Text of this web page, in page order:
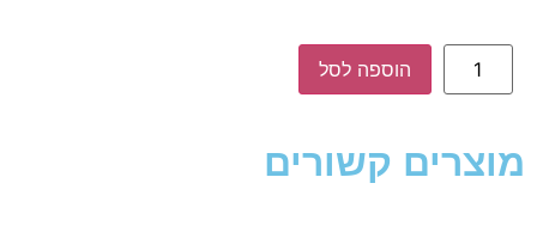
הוספה לסל
מוצרים קשורים